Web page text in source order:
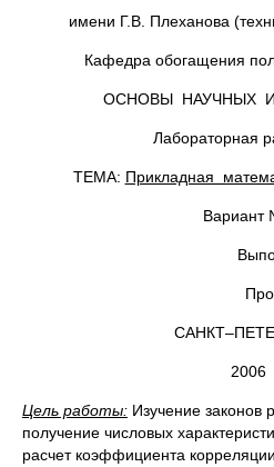
имени Г.В. Плеханова
Кафедра обогащения
ОСНОВЫ НАУЧНЫХ
Лабораторная
ТЕМА: Прикладная
Вариант
2006
Цель работы: Изучение законов
получение числовых
расчет коэффициента